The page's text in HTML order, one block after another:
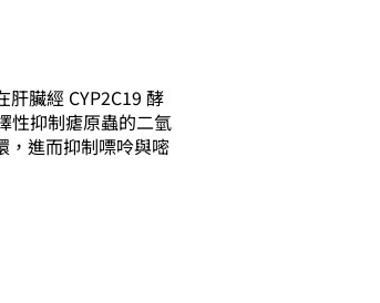
臟經 CYP2C19 酵
性抑制瘧原蟲的二氫
進而抑制嘌呤與嘧